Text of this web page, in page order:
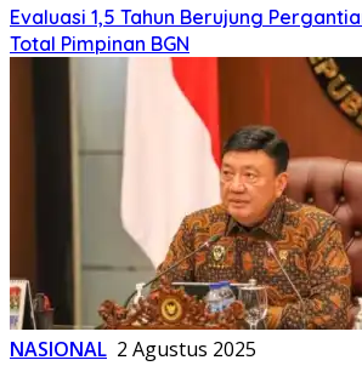
Evaluasi 1,5 Tahun Berujung
Total Pimpinan BGN
NASIONAL 2 Agustus 2025